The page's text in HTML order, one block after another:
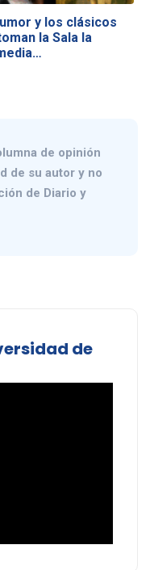
y los clásicos
la Sala la
de opinión
de su autor y no
de Diario y
de